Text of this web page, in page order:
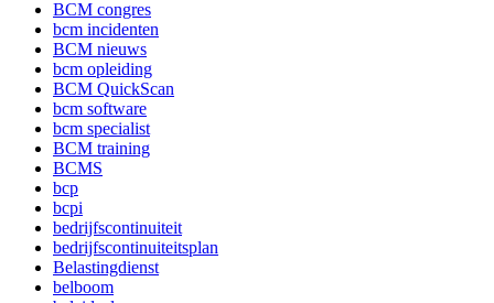
BCM congres
bcm incidenten
BCM nieuws
bcm opleiding
BCM QuickScan
bcm software
bcm specialist
BCM training
BCMS
bcp
bcpi
bedrijfscontinuiteit
bedrijfscontinuiteitsplan
Belastingdienst
belboom